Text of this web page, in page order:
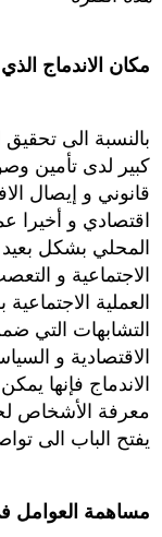
مكان الاندماج
بالنسبة الى تحقيق
كبير لدى تأمين
قانوني و إيصال
اقتصادي و أخيرا
المحلي بشكل
الاجتماعية و
العملية
التشابهات التي
الاقتصادية و
الاندماج فإنها
معرفة الأشخاص
يفتح الباب الى
مساهمة العوامل